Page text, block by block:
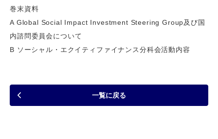
巻末資料
A Global Social Impact Investment Steering Group及び国
内諮問委員会について
B ソーシャル・エクイティファイナンス分科会活動内容
一覧に戻る